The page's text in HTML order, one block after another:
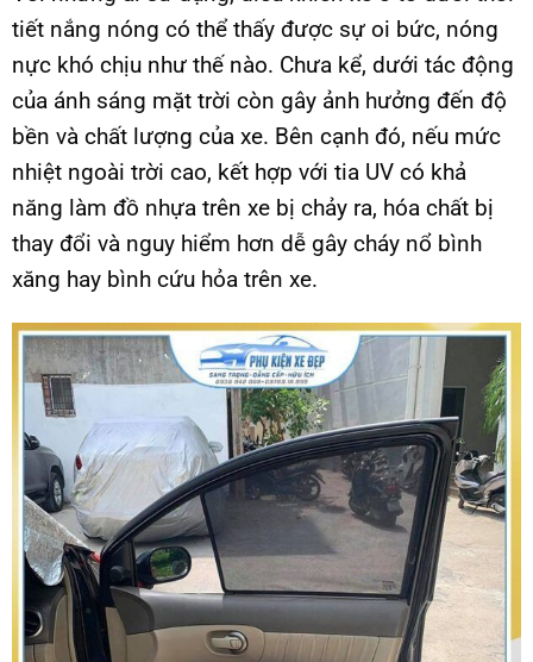
tiết nắng nóng có thể thấy được sự oi bức, nóng
nực khó chịu như thế nào. Chưa kể, dưới tác động
của ánh sáng mặt trời còn gây ảnh hưởng đến độ
bền và chất lượng của xe. Bên cạnh đó, nếu mức
nhiệt ngoài trời cao, kết hợp với tia UV có khả
năng làm đồ nhựa trên xe bị chảy ra, hóa chất bị
thay đổi và nguy hiểm hơn dễ gây cháy nổ bình
xăng hay bình cứu hỏa trên xe.